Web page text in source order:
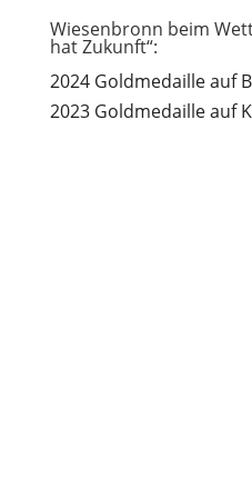
Wiesenbronn beim
hat Zukunft“:
2024 Goldmedaille auf
2023 Goldmedaille auf